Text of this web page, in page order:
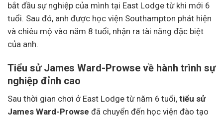
bắt đầu sự nghiệp của mình tại East Lodge từ khi mới 6
tuổi. Sau đó, anh được học viện Southampton phát hiện
và chiêu mộ vào năm 8 tuổi, nhận ra tài năng đặc biệt
của anh.
Tiểu sử James Ward-Prowse về hành trình sự
nghiệp đỉnh cao
Sau thời gian chơi ở East Lodge từ năm 6 tuổi, tiểu sử
James Ward-Prowse đã chuyển đến học viện đào tạo